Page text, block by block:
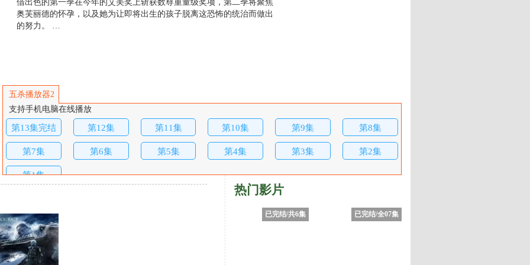
借出色的第一季在今年的艾美奖上斩获数尊重量级奖项，第二季将聚焦
奥芙丽德的怀孕，以及她为让即将出生的孩子脱离这恐怖的统治而做出
的努力。 …
五杀播放器2
支持手机电脑在线播放
第13集完结 第12集 第11集 第10集 第9集 第8集
第7集 第6集 第5集 第4集 第3集 第2集
第1集
热门影片
已完结/共6集 已完结/全07集